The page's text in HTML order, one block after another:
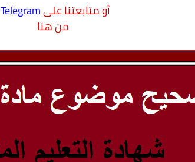
أو متابعتنا علىTelegram
من هنا